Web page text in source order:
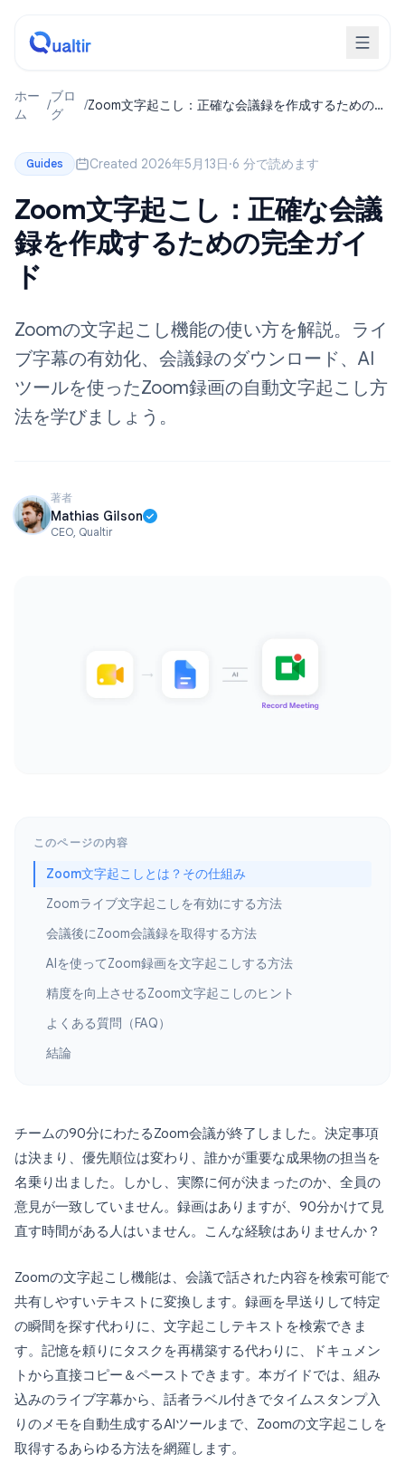
ホー
ム
/
ブロ
グ
/Zoom文字起こし：正確な会議録を作成するための完
Guides Created 2026年5月13日·6 分で読めます
Zoom文字起こし：正確な会議
録を作成するための完全ガイ
ド
Zoomの文字起こし機能の使い方を解説。ライ
ブ字幕の有効化、会議録のダウンロード、AI
ツールを使ったZoom録画の自動文字起こし方
法を学びましょう。
著者
Mathias Gilson
CEO, Qualtir
このページの内容
Zoom文字起こしとは？その仕組み
Zoomライブ文字起こしを有効にする方法
会議後にZoom会議録を取得する方法
AIを使ってZoom録画を文字起こしする方法
精度を向上させるZoom文字起こしのヒント
よくある質問（FAQ）
結論
チームの90分にわたるZoom会議が終了しました。決定事項
は決まり、優先順位は変わり、誰かが重要な成果物の担当を
名乗り出ました。しかし、実際に何が決まったのか、全員の
意見が一致していません。録画はありますが、90分かけて見
直す時間がある人はいません。こんな経験はありませんか？
Zoomの文字起こし機能は、会議で話された内容を検索可能で
共有しやすいテキストに変換します。録画を早送りして特定
の瞬間を探す代わりに、文字起こしテキストを検索できま
す。記憶を頼りにタスクを再構築する代わりに、ドキュメン
トから直接コピー＆ペーストできます。本ガイドでは、組み
込みのライブ字幕から、話者ラベル付きでタイムスタンプ入
りのメモを自動生成するAIツールまで、Zoomの文字起こしを
取得するあらゆる方法を網羅します。